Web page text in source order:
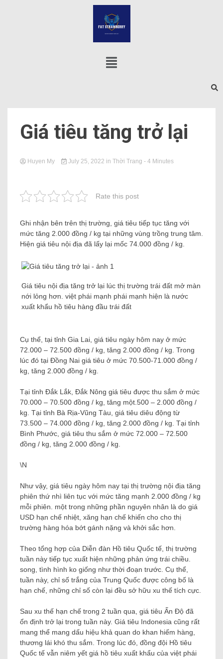
Giá tiêu tăng trở lại
Huyen My July 25, 2022 in Thời Trang - 4 Minutes
Rate this post
Ghi nhận bên trên thị trường, giá tiêu tiếp tục tăng với
mức tăng 2.000 đồng / kg tại những vùng trồng trung tâm.
Hiện giá tiêu nội địa đã lấy lại mốc 74.000 đồng / kg.
Giá tiêu nội địa tăng trở lại lúc thị trường trái đất mở màn
nới lỏng hơn. việt phái mạnh phái mạnh hiện là nước
xuất khẩu hồ tiêu hàng đầu trái đất
Cụ thể, tại tỉnh Gia Lai, giá tiêu ngày hôm nay ở mức
72.000 – 72.500 đồng / kg, tăng 2.000 đồng / kg. Trong
lúc đó tại Đồng Nai giá tiêu ở mức 70.500-71.000 đồng /
kg, tăng 2.000 đồng / kg.
Tại tỉnh Đắk Lắk, Đắk Nông giá tiêu được thu sắm ở mức
70.000 – 70.500 đồng / kg, tăng một.500 – 2.000 đồng /
kg. Tại tỉnh Bà Rịa-Vũng Tàu, giá tiêu diêu động từ
73.500 – 74.000 đồng / kg, tăng 2.000 đồng / kg. Tại tỉnh
Bình Phước, giá tiêu thu sắm ở mức 72.000 – 72.500
đồng / kg, tăng 2.000 đồng / kg.
\N
Như vậy, giá tiêu ngày hôm nay tại thị trường nội địa tăng
phiên thứ nhì liên tục với mức tăng mạnh 2.000 đồng / kg
mỗi phiên. một trong những phần nguyên nhân là do giá
USD hạn chế nhiệt, xăng hạn chế khiến cho cho thị
trường hàng hóa bớt gánh nặng và khởi sắc hơn.
Theo tổng hợp của Diễn đàn Hồ tiêu Quốc tế, thị trường
tuần này tiếp tục xuất hiện những phản ứng trái chiều.
song, tình hình ko giống như thời đoạn trước. Cụ thể,
tuần này, chỉ số trắng của Trung Quốc được công bố là
hạn chế, những chỉ số còn lại đều sở hữu xu thế tích cực.
Sau xu thế hạn chế trong 2 tuần qua, giá tiêu Ấn Độ đã
ổn định trở lại trong tuần này. Giá tiêu Indonesia cũng rất
mang thể mang dấu hiệu khả quan do khan hiếm hàng,
thương lái khó thu sắm. Trong lúc đó, đồng đội Hồ tiêu
Quốc tế vẫn niêm yết giá hồ tiêu xuất khẩu của việt phái